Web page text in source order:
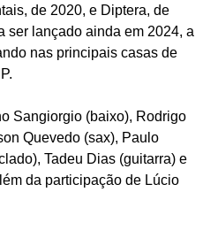
de 2020, e Diptera, de
ser lançado ainda em 2024, a
nas principais casas de
Sangiorgio (baixo), Rodrigo
Quevedo (sax), Paulo
Tadeu Dias (guitarra) e
da participação de Lúcio